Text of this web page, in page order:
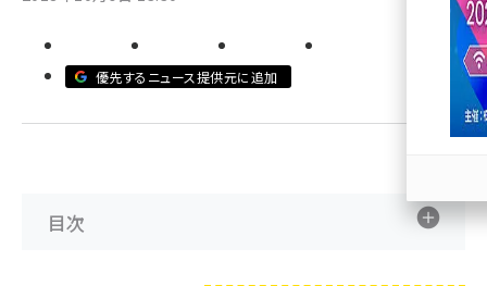
llmo (1167)
優先するニュース提供元に追加
目次